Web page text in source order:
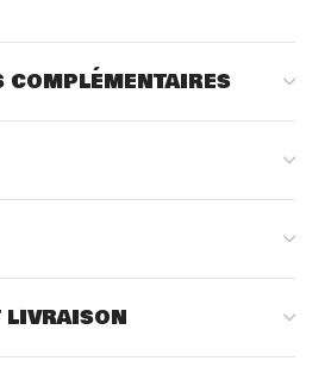
COMPLÉMENTAIRES
LIVRAISON